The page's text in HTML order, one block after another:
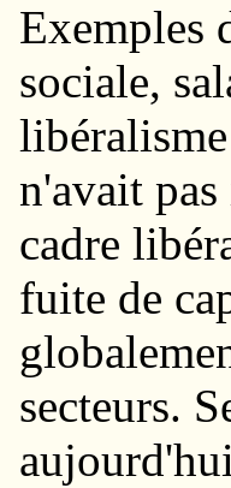
Exemples
sociale,
n'avait
cadre
fuite de
secteurs.